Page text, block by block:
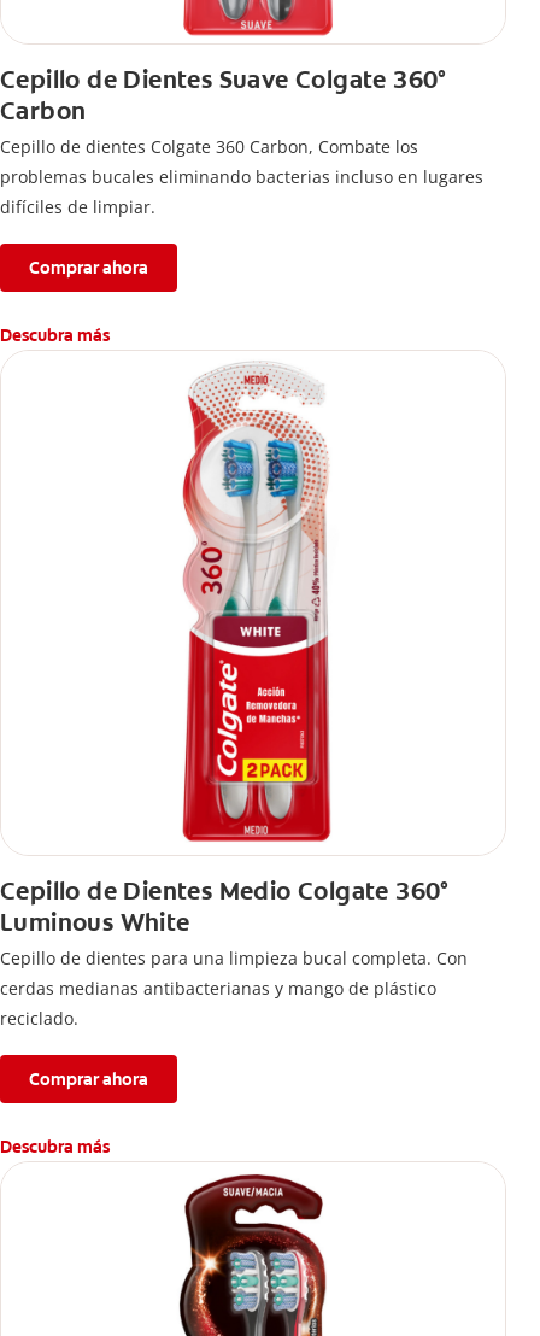
Cepillo de Dientes Suave Colgate 360°
Carbon
Cepillo de dientes Colgate 360 ​​Carbon, Combate los
problemas bucales eliminando bacterias incluso en lugares
difíciles de limpiar.
Comprar ahora
Descubra más
Cepillo de Dientes Medio Colgate 360°
Luminous White
Cepillo de dientes para una limpieza bucal completa. Con
cerdas medianas antibacterianas y mango de plástico
reciclado.
Comprar ahora
Descubra más